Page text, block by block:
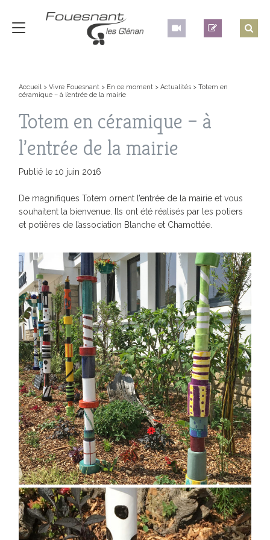
Accueil>Vivre Fouesnant > En ce moment >Actualités >Totem en
céramique – à l’entrée de la mairie
Totem en céramique – à
l’entrée de la mairie
Publié le 10 juin 2016
De magnifiques Totem ornent l’entrée de la mairie et vous
souhaitent la bienvenue. Ils ont été réalisés par les potiers
et potières de l’association Blanche et Chamottée.